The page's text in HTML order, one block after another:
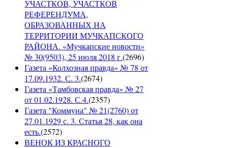
УЧАСТКОВ, УЧАСТКОВ
РЕФЕРЕНДУМА,
ОБРАЗОВАННЫХ НА
ТЕРРИТОРИИ МУЧКАПСКОГО
РАЙОНА. «Мучкапские новости»
№ 30(9503), 25 июля 2018 г.(2696)
Газета «Колхозная правда» № 78 от
17.09.1932. С. 3.(2674)
Газета «Тамбовская правда» № 27
от 01.02.1928. С.4.(2357)
Газета "Коммуна" № 21(2760) от
27.01.1929 с. 3. Статья 28, как она
есть.(2572)
ВЕНОК ИЗ КРАСНОГО